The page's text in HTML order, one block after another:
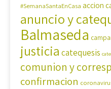
#SemanaSantaEnCasa accion
anuncio y
Balmaseda
justicia catequesis
comunion y
confirmacion